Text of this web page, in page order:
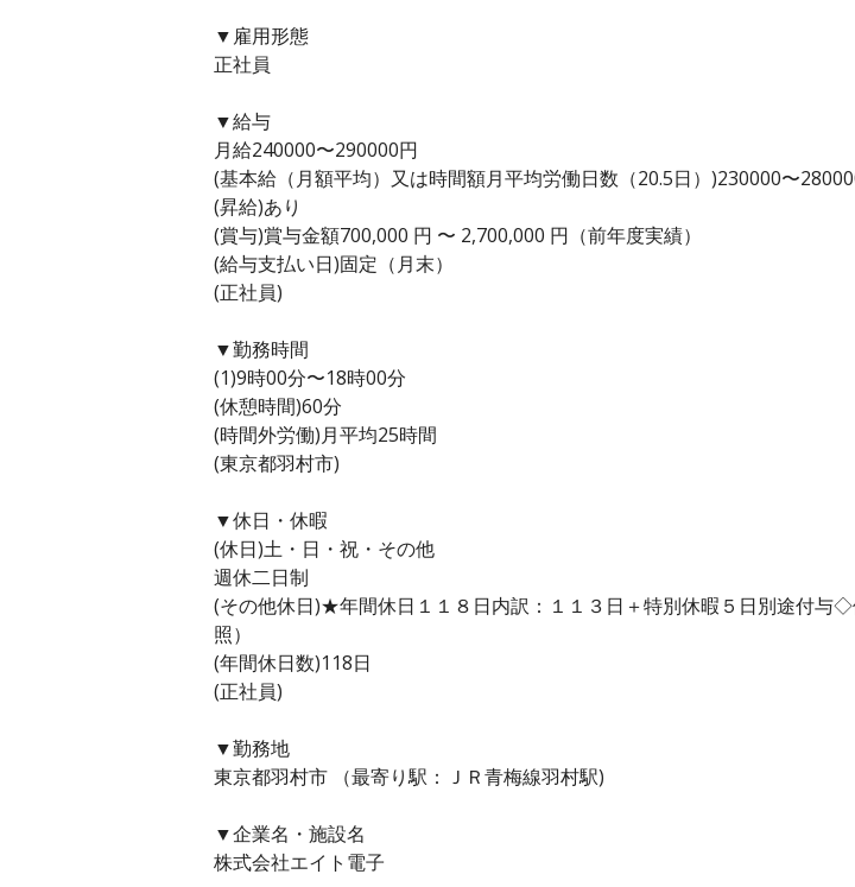
▼雇用形態
正社員
▼給与
月給240000〜290000円
(基本給（月額平均）又は時間額月平均労働日数（20.5日）)230000〜
(昇給)あり
(賞与)賞与金額700,000 円 〜 2,700,000 円（前年度実績）
(給与支払い日)固定（月末）
(正社員)
▼勤務時間
(1)9時00分〜18時00分
(休憩時間)60分
(時間外労働)月平均25時間
(東京都羽村市)
▼休日・休暇
(休日)土・日・祝・その他
週休二日制
(その他休日)★年間休日１１８日内訳：１１３日＋特別休暇５日別途付与
照）
(年間休日数)118日
(正社員)
▼勤務地
東京都羽村市 （最寄り駅：ＪＲ青梅線羽村駅)
▼企業名・施設名
株式会社エイト電子